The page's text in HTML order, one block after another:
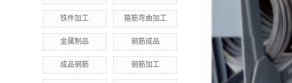
铁件加工 箍筋弯曲加工
金属制品 钢筋成品
成品钢筋 钢筋加工